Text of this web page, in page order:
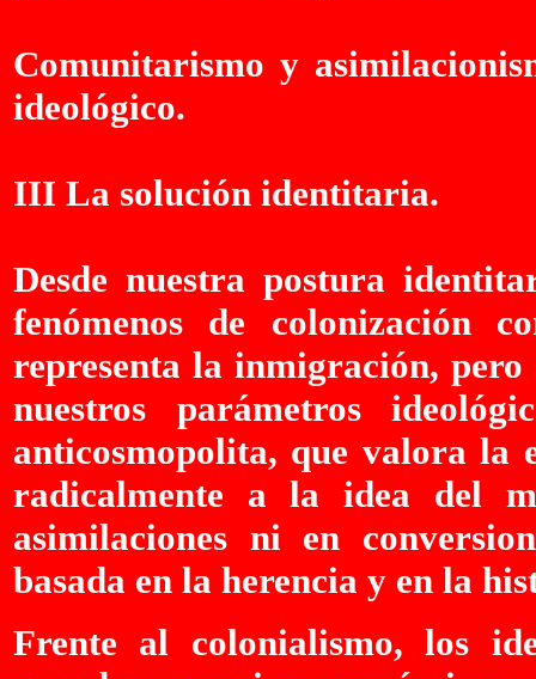
Comunitarismo y
ideológico.
III La solución identitaria.
Desde nuestra postura
fenómenos de colonización
representa la inmigración, pero
nuestros parámetros
anticosmopolita, que valora la
radicalmente a la idea del
asimilaciones ni en
basada en la herencia y en la
Frente al colonialismo, los